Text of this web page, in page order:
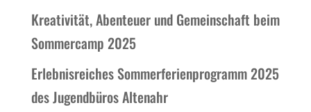
Kreativität, Abenteuer und Gemeinschaft beim
Sommercamp 2025
Erlebnisreiches Sommerferienprogramm 2025
des Jugendbüros Altenahr